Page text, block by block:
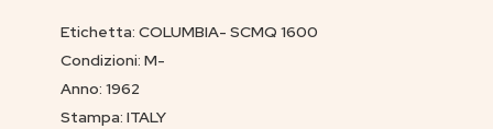
Etichetta: COLUMBIA- SCMQ 1600
Condizioni: M-
Anno: 1962
Stampa: ITALY